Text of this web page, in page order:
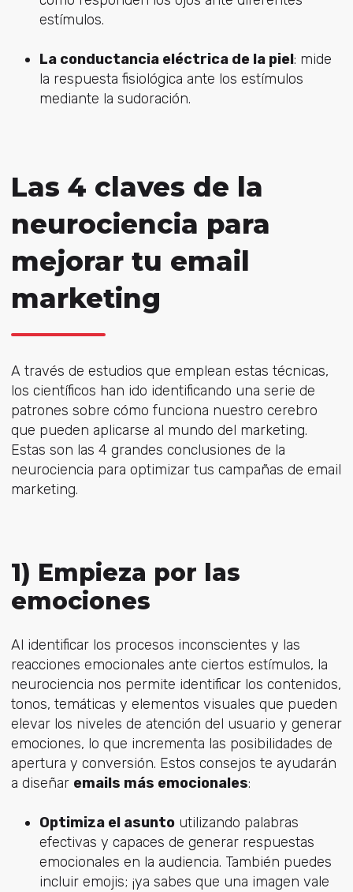
estímulos.
La conductancia eléctrica de la piel: mide
la respuesta fisiológica ante los estímulos
mediante la sudoración.
Las 4 claves de la
neurociencia para
mejorar tu email
marketing
A través de estudios que emplean estas técnicas,
los científicos han ido identificando una serie de
patrones sobre cómo funciona nuestro cerebro
que pueden aplicarse al mundo del marketing.
Estas son las 4 grandes conclusiones de la
neurociencia para optimizar tus campañas de email
marketing.
1) Empieza por las
emociones
Al identificar los procesos inconscientes y las
reacciones emocionales ante ciertos estímulos, la
neurociencia nos permite identificar los contenidos,
tonos, temáticas y elementos visuales que pueden
elevar los niveles de atención del usuario y generar
emociones, lo que incrementa las posibilidades de
apertura y conversión. Estos consejos te ayudarán
a diseñar emails más emocionales:
Optimiza el asuntoutilizando palabras
efectivas y capaces de generar respuestas
emocionales en la audiencia. También puedes
incluir emojis; ¡ya sabes que una imagen vale